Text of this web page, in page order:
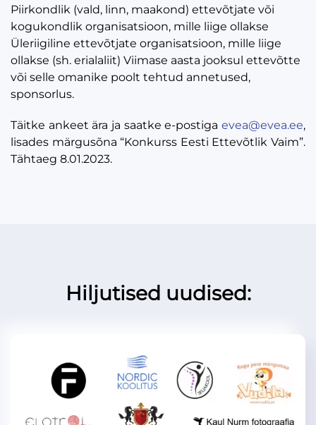
Piirkondlik (vald, linn, maakond) ettevõtjate või
kogukondlik organisatsioon, mille liige ollakse
Üleriigiline ettevõtjate organisatsioon, mille liige
ollakse (sh. erialaliit) Viimase aasta jooksul ettevõtte
või selle omanike poolt tehtud annetused,
sponsorlus.
Täitke ankeet ära ja saatke e-postiga evea@evea.ee,
lisades märgusõna “Konkurss Eesti Ettevõtlik Vaim”.
Tähtaeg 8.01.2023.
Hiljutised uudised: